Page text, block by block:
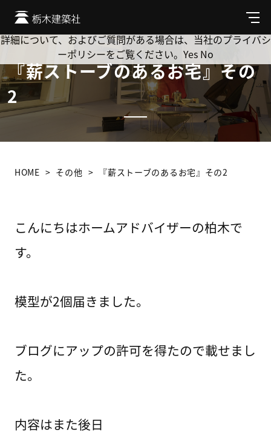
メ
ニ
ュ
『薪ストーブのあるお宅』その
2
HOME その他 『薪ストーブのあるお宅』その2
こんにちはホームアドバイザーの柏木で
す。
模型が2個届きました。
ブログにアップの許可を得たので載せまし
た。
内容はまた後日
Cookie を使用して、お客様の活動を追跡してもよろしいです
か? 当社ではお客様のプライバシーを極めて重視しています。
詳細について、およびご質問がある場合は、当社のプライバシ
ーポリシーをご覧ください。 Yes No